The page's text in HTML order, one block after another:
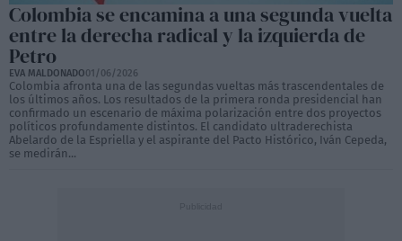
Colombia se encamina a una segunda vuelta
entre la derecha radical y la izquierda de
Petro
EVA MALDONADO01/06/2026
Colombia afronta una de las segundas vueltas más trascendentales de
los últimos años. Los resultados de la primera ronda presidencial han
confirmado un escenario de máxima polarización entre dos proyectos
políticos profundamente distintos. El candidato ultraderechista
Abelardo de la Espriella y el aspirante del Pacto Histórico, Iván Cepeda,
se medirán...